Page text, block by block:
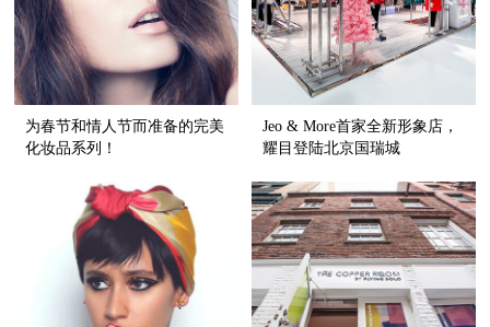
为春节和情人节而准备的完美
化妆品系列！
Jeo & More首家全新形象店，
耀目登陆北京国瑞城